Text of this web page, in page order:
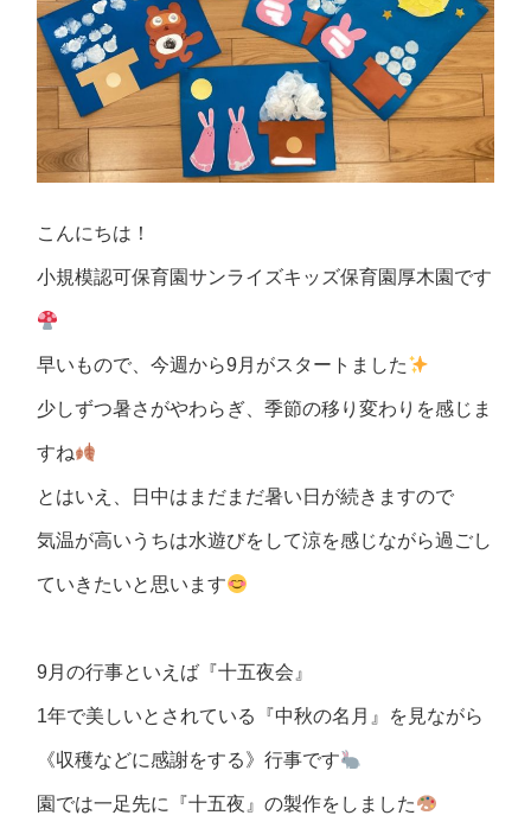
こんにちは！
小規模認可保育園サンライズキッズ保育園厚木園です
早いもので、今週から9月がスタートました
少しずつ暑さがやわらぎ、季節の移り変わりを感じま
すね
とはいえ、日中はまだまだ暑い日が続きますので
気温が高いうちは水遊びをして涼を感じながら過ごし
ていきたいと思います
9月の行事といえば『十五夜会』
1年で美しいとされている『中秋の名月』を見ながら
《収穫などに感謝をする》行事です
園では一足先に『十五夜』の製作をしました